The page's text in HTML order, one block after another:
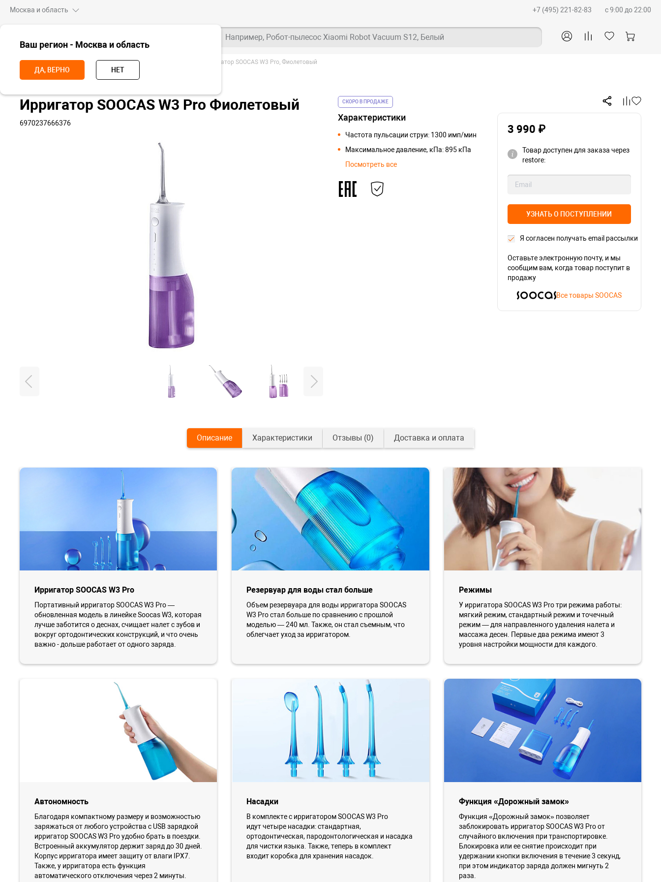
Москва и область
Ваш регион - Москва и область
ДА, ВЕРНО НЕТ
+7 (495) 221-82-83 c 9:00 до 22:00
Например, Робот-пылесос Xiaomi Robot Vacuum S12, Белый
Главная Для дома Красота и здоровье Ирригатор SOOCAS W3 Pro, Фиолетовый
Ирригатор SOOCAS W3 Pro Фиолетовый
6970237666376
СКОРО В ПРОДАЖЕ
Характеристики
Частота пульсации струи: 1300 имп/мин
Максимальное давление, кПа: 895 кПа
Посмотреть все
3 990 ₽
Товар доступен для заказа через
restore:
УЗНАТЬ О ПОСТУПЛЕНИИ
Я согласен получать email рассылки
Оставьте электронную почту, и мы
сообщим вам, когда товар поступит в
продажу
Все товары SOOCAS
Описание Характеристики Отзывы (0) Доставка и оплата
Ирригатор SOOCAS W3 Pro
Портативный ирригатор SOOCAS W3 Pro —
обновленная модель в линейке Soocas W3, которая
лучше заботится о деснах, счищает налет с зубов и
вокруг ортодонтических конструкций, и что очень
важно - дольше работает от одного заряда.
Резервуар для воды стал больше
Объем резервуара для воды ирригатора SOOCAS
W3 Pro стал больше по сравнению с прошлой
моделью — 240 мл. Также, он стал съемным, что
облегчает уход за ирригатором.
Режимы
У ирригатора SOOCAS W3 Pro три режима работы:
мягкий режим, стандартный режим и точечный
режим — для направленного удаления налета и
массажа десен. Первые два режима имеют 3
уровня настройки мощности для каждого.
Автономность
Благодаря компактному размеру и возможностью
заряжаться от любого устройства с USB зарядкой
ирригатор SOOCAS W3 Pro удобно брать в поездки.
Встроенный аккумулятор держит заряд до 30 дней.
Корпус ирригатора имеет защиту от влаги IPX7.
Также, у ирригатора есть функция
автоматического отключения через 2 минуты.
Насадки
В комплекте с ирригатором SOOCAS W3 Pro
идут четыре насадки: стандартная,
ортодонтическая, пародонтологическая и насадка
для чистки языка. Также, теперь в комплект
входит коробка для хранения насадок.
Функция «Дорожный замок»
Функция «Дорожный замок» позволяет
заблокировать ирригатор SOOCAS W3 Pro от
случайного включения при транспортировке.
Блокировка или ее снятие происходит при
удержании кнопки включения в течение 3 секунд,
при этом индикатор заряда должен мигнуть 2
раза.